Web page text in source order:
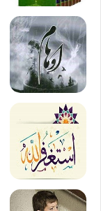
و اکنون زمانی که
تو خود آمده ای
فصل در تغييراست
و پرنده های مهاجر
به سويی ديگر در کوچند
و من هم
روبه سوی دلداری ديگر